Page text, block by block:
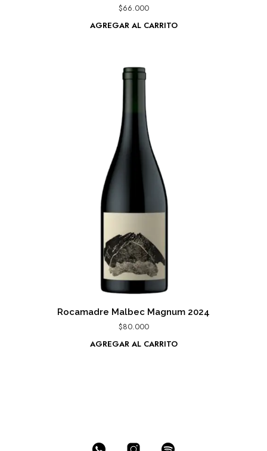
$66.000
AGREGAR AL CARRITO
Rocamadre Malbec Magnum 2024
$80.000
AGREGAR AL CARRITO